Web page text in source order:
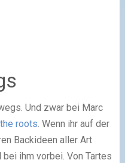
Und zwar bei Marc
roots. Wenn ihr auf der
Backideen aller Art
ihm vorbei. Von Tartes